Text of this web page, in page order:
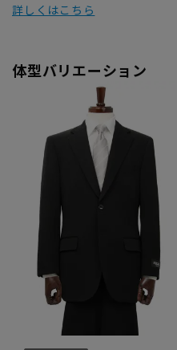
詳しくはこちら
体型バリエーション